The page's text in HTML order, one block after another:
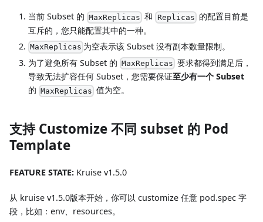
当前 Subset 的 MaxReplicas 和 Replicas 的配置目前是
互斥的，您只能配置其中的一种。
MaxReplicas 为空表示该 Subset 没有副本数量限制。
为了避免所有 Subset 的 MaxReplicas 要求都得到满足后，
导致无法扩容任何 Subset，您需要保证至少有一个 Subset
的 MaxReplicas 值为空。
支持 Customize 不同 subset 的 Pod
Template
FEATURE STATE: Kruise v1.5.0
从 kruise v1.5.0版本开始，你可以 customize 任意 pod.spec 字
段，比如：env、resources。